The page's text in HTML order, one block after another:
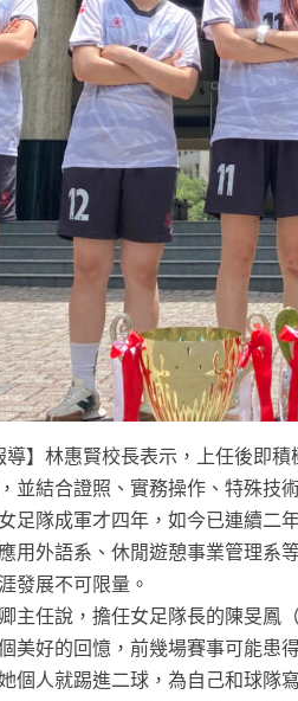
導】林惠賢校長表示，上任後即
並結合證照、實務操作、特殊技
足隊成軍才四年，如今已連續二
用外語系、休閒遊憩事業管理系
發展不可限量。
主任說，擔任女足隊長的陳旻鳳
美好的回憶，前幾場賽事可能患
個人就踢進二球，為自己和球隊